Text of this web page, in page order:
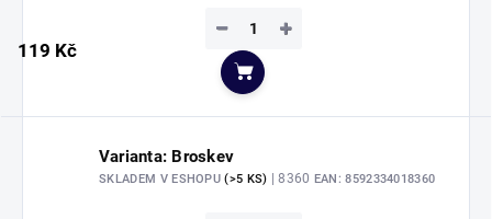
119 Kč
+
−
Do košíku
Varianta: Broskev
SKLADEM V ESHOPU(>5 KS) | 8360 EAN: 8592334018360